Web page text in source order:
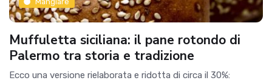
Muffuletta siciliana: il pane rotondo di
Palermo tra storia e tradizione
Ecco una versione rielaborata e ridotta di circa il 30%: